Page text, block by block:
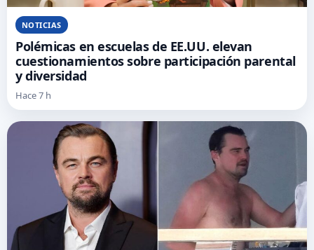
NOTICIAS
Polémicas en escuelas de EE.UU. elevan
cuestionamientos sobre participación parental
y diversidad
Hace 7 h